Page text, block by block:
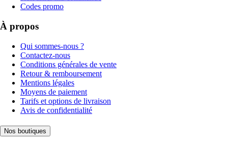
Codes promo
À propos
Qui sommes-nous ?
Contactez-nous
Conditions générales de vente
Retour & remboursement
Mentions légales
Moyens de paiement
Tarifs et options de livraison
Avis de confidentialité
Nos boutiques